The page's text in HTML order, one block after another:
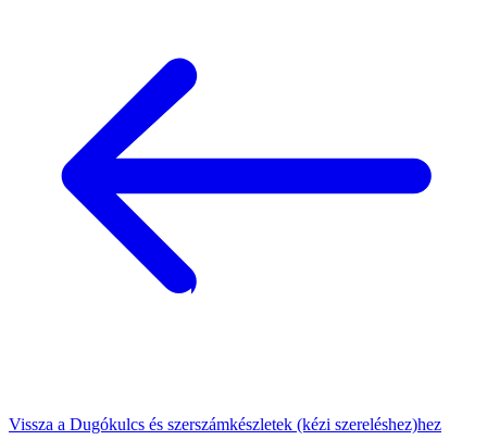
Vissza a Dugókulcs és szerszámkészletek (kézi szereléshez)hez